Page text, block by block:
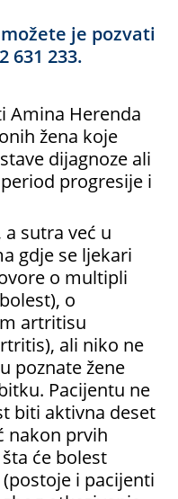
je pozvati
631 233.
Amina Herenda
žena koje
dijagnoze ali
progresije i
sutra već u
gdje se ljekari
o multipli
o
artritisu
ali niko ne
poznate žene
Pacijentu ne
biti aktivna deset
nakon prvih
će bolest
i pacijenti